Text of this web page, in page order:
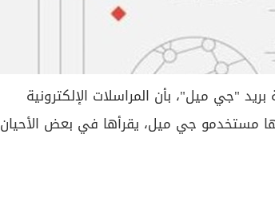
"جي ميل"، بأن المراسلات الإلكترونية
مستخدمو جي ميل، يقرأها في بعض الأحيان